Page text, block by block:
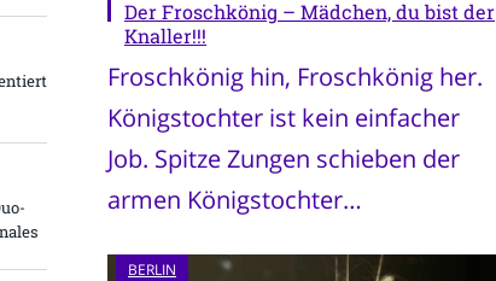
Der Froschkönig – Mädchen, du bist der
Knaller!!!
Froschkönig hin, Froschkönig her.
Königstochter ist kein einfacher
Job. Spitze Zungen schieben der
armen Königstochter…
BERLIN